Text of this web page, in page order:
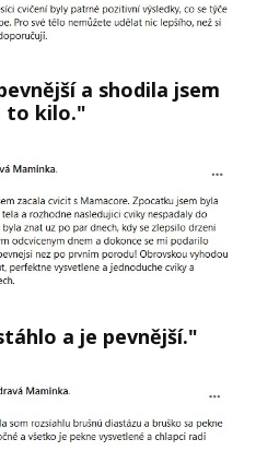
a shodila jsem
to kilo."
a je pevnější."